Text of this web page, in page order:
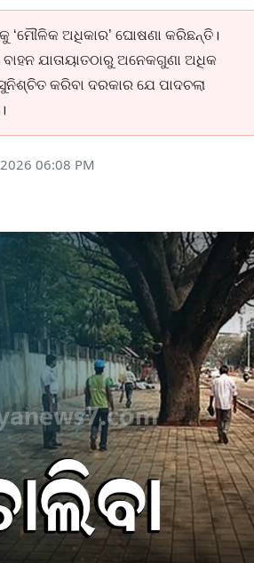
‘ମୌଳିକ ଅଧିକାର’ ଘୋଷଣା କରିଛନ୍ତି।
ଯାତାୟାତଠାରୁ ଅନେକଗୁଣା ଅଧିକ
କରିବା ଦରକାର ଯେ ପାଦଚଲା
06:08 PM